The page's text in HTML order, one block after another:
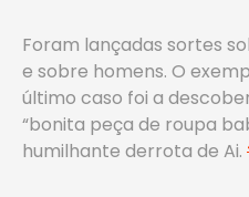
Foram lançadas sortes
e sobre homens. O
último caso foi a
“bonita peça de roupa
humilhante derrota de Ai.